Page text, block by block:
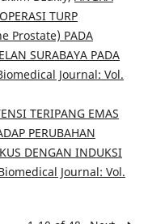
TURP
Prostate) PADA
SURABAYA PADA
Journal: Vol.
TERIPANG EMAS
PERUBAHAN
DENGAN INDUKSI
Journal: Vol.